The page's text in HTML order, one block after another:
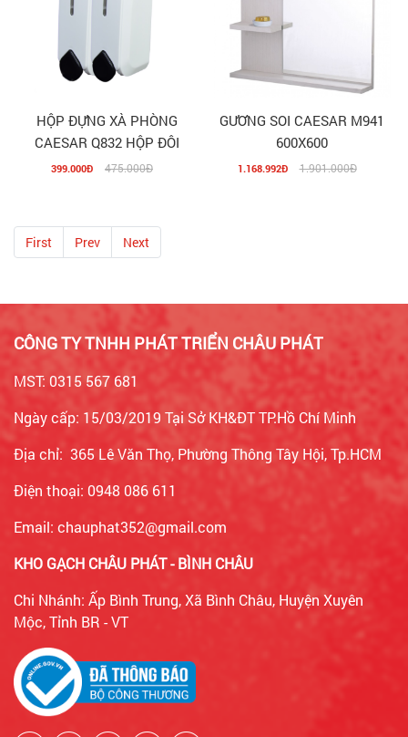
HỘP ĐỰNG XÀ PHÒNG
CAESAR Q832 HỘP ĐÔI
399.000Đ 475.000Đ
GƯƠNG SOI CAESAR M941
600X600
1.168.992Đ 1.901.000Đ
First Prev Next
CÔNG TY TNHH PHÁT TRIỂN CHÂU PHÁT
MST: 0315 567 681
Ngày cấp: 15/03/2019 Tại Sở KH&ĐT TP.Hồ Chí Minh
Địa chỉ: 365 Lê Văn Thọ, Phường Thông Tây Hội, Tp.HCM
Điện thoại: 0948 086 611
Email: chauphat352@gmail.com
KHO GẠCH CHÂU PHÁT - BÌNH CHÂU
Chi Nhánh: Ấp Bình Trung, Xã Bình Châu, Huyện Xuyên
Mộc, Tỉnh BR - VT